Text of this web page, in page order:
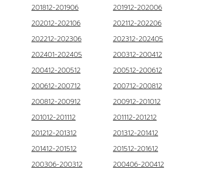
201812-201906
201912-202006
202012-202106
202112-202206
202212-202306
202312-202405
202401-202405
200312-200412
200412-200512
200512-200612
200612-200712
200712-200812
200812-200912
200912-201012
201012-201112
201112-201212
201212-201312
201312-201412
201412-201512
201512-201612
200306-200312
200406-200412